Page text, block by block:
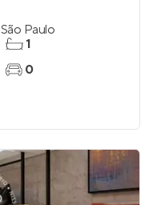
São Paulo
1
0